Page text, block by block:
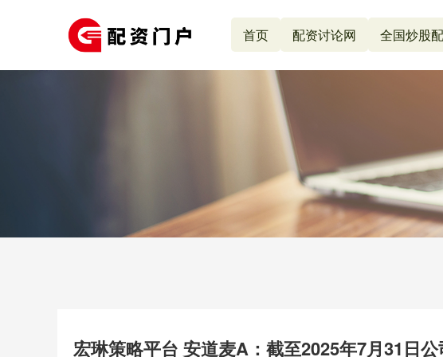
首页 配资讨论网 全国炒股
宏琳策略平台 安道麦A：截至2025年7月31日